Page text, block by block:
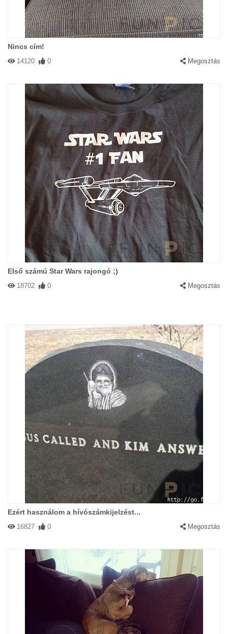
Nincs cím!
14120 0 Megosztás
Első számú Star Wars rajongó ;)
18702 0 Megosztás
Ezért használom a hívószámkijelzést...
16827 0 Megosztás